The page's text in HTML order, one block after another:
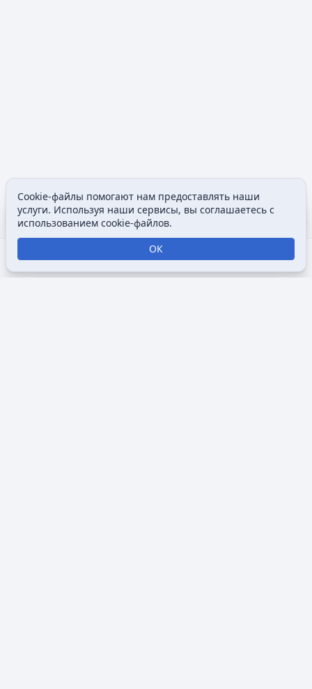
Открыть поиск
Открыть меню
Просмотры
Содержание
Cookie-файлы помогают нам предоставлять наши
услуги. Используя наши сервисы, вы соглашаетесь с
использованием cookie-файлов.
ОК